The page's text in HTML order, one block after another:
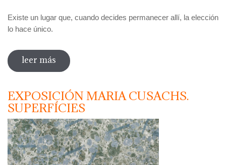
Existe un lugar que, cuando decides permanecer allí, la elección
lo hace único.
leer más sobre marc iturri. ararat
EXPOSICIÓN MARIA CUSACHS.
SUPERFÍCIES